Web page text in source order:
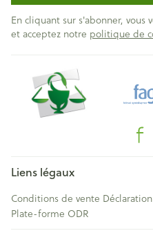
En cliquant sur s'abonner, vous
et acceptez notre politique de
Liens légaux
Conditions de vente
Plate-forme ODR